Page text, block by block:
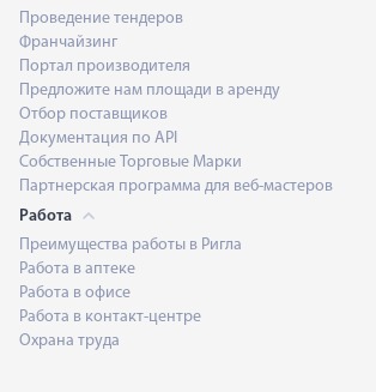
Проведение тендеров
Франчайзинг
Портал производителя
Предложите нам площади в аренду
Отбор поставщиков
Документация по API
Собственные Торговые Марки
Партнерская программа для веб-мастеров
Работа
Преимущества работы в Ригла
Работа в аптеке
Работа в офисе
Работа в контакт-центре
Охрана труда